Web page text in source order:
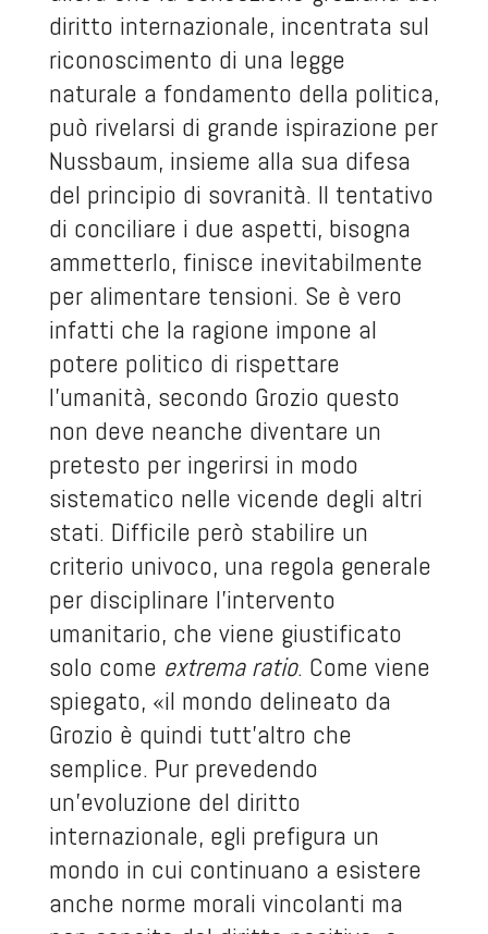
diritto internazionale, incentrata sul
riconoscimento di una legge
naturale a fondamento della politica,
può rivelarsi di grande ispirazione per
Nussbaum, insieme alla sua difesa
del principio di sovranità. Il tentativo
di conciliare i due aspetti, bisogna
ammetterlo, finisce inevitabilmente
per alimentare tensioni. Se è vero
infatti che la ragione impone al
potere politico di rispettare
l’umanità, secondo Grozio questo
non deve neanche diventare un
pretesto per ingerirsi in modo
sistematico nelle vicende degli altri
stati. Difficile però stabilire un
criterio univoco, una regola generale
per disciplinare l’intervento
umanitario, che viene giustificato
solo come extrema ratio. Come viene
spiegato, «il mondo delineato da
Grozio è quindi tutt’altro che
semplice. Pur prevedendo
un’evoluzione del diritto
internazionale, egli prefigura un
mondo in cui continuano a esistere
anche norme morali vincolanti ma